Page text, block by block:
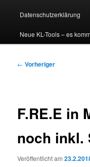
Datenschutzerklärung
Neue KL-Tools – es
Beitragsnavigation
← Vorheriger
F.RE.E in
noch inkl.
Veröffentlicht am